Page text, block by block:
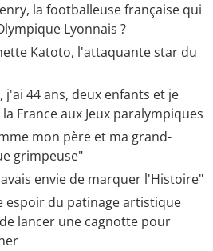
la footballeuse française qui
Lyonnais ?
Katoto, l'attaquante star du
j'ai 44 ans, deux enfants et je
France aux Jeux paralympiques
mon père et ma grand-
grimpeuse"
envie de marquer l'Histoire"
espoir du patinage artistique
lancer une cagnotte pour